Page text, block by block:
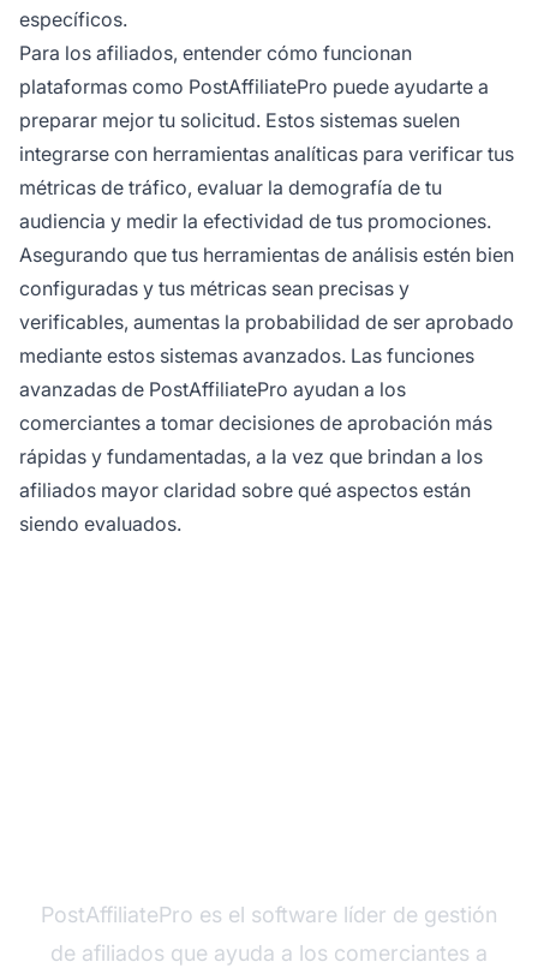
específicos.
Para los afiliados, entender cómo funcionan
plataformas como PostAffiliatePro puede ayudarte a
preparar mejor tu solicitud. Estos sistemas suelen
integrarse con herramientas analíticas para verificar tus
métricas de tráfico, evaluar la demografía de tu
audiencia y medir la efectividad de tus promociones.
Asegurando que tus herramientas de análisis estén bien
configuradas y tus métricas sean precisas y
verificables, aumentas la probabilidad de ser aprobado
mediante estos sistemas avanzados. Las funciones
avanzadas de PostAffiliatePro ayudan a los
comerciantes a tomar decisiones de aprobación más
rápidas y fundamentadas, a la vez que brindan a los
afiliados mayor claridad sobre qué aspectos están
siendo evaluados.
PostAffiliatePro es el software líder de gestión
de afiliados que ayuda a los comerciantes a